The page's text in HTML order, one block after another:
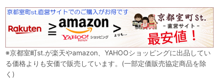
※京都室町st.が楽天やamazon、YAHOOショッピングに出品してい
る価格よりも安価で販売しています。(一部定価販売協定商品を除
く)